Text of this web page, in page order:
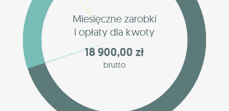
Miesięczne zarobki
i opłaty dla kwoty
18 900,00 zł
brutto